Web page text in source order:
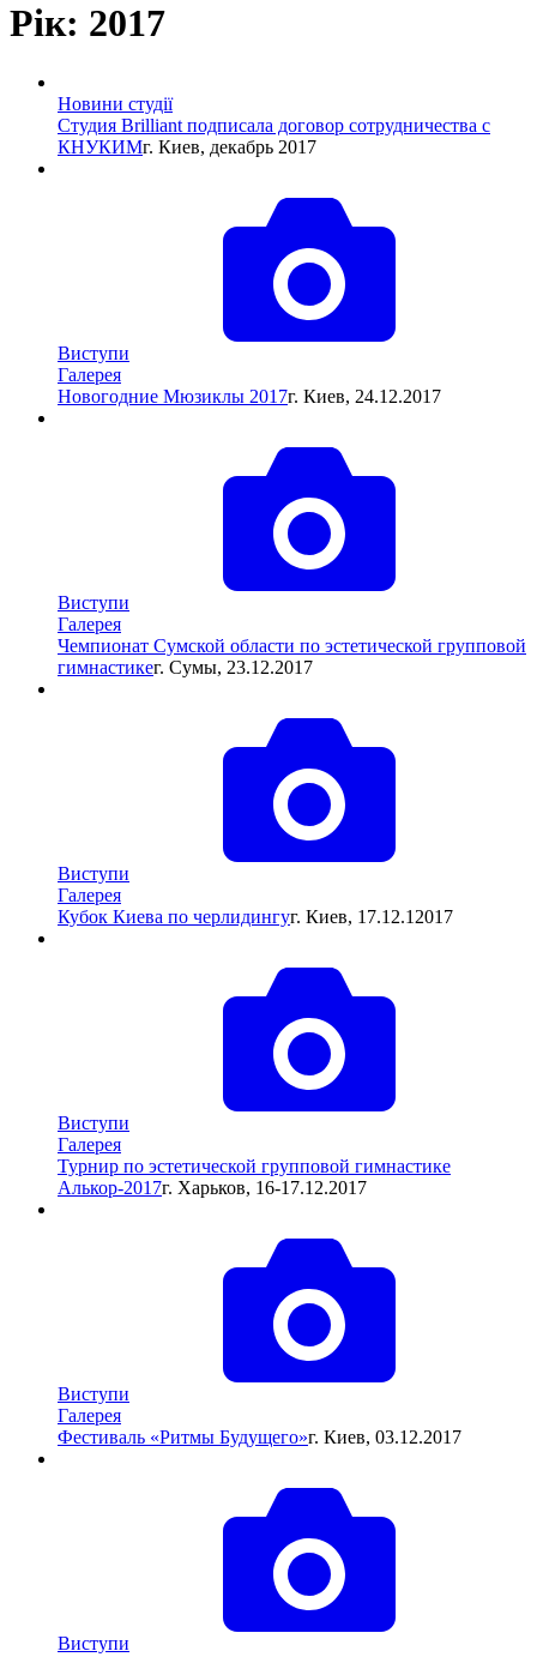
Рік: 2017
Новини студії
Студия Brilliant подписала договор сотрудничества с
КНУКИМг. Киев, декабрь 2017
Виступи
Галерея
Новогодние Мюзиклы 2017г. Киев, 24.12.2017
Виступи
Галерея
Чемпионат Сумской области по эстетической групповой
гимнастикег. Сумы, 23.12.2017
Виступи
Галерея
Кубок Киева по черлидингуг. Киев, 17.12.12017
Виступи
Галерея
Турнир по эстетической групповой гимнастике
Алькор-2017г. Харьков, 16-17.12.2017
Виступи
Галерея
Фестиваль «Ритмы Будущего»г. Киев, 03.12.2017
Виступи